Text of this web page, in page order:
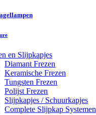
en Slijpkapjes
Diamant Frezen
Keramische Frezen
Tungsten Frezen
Polijst Frezen
Slijpkapjes / Schuurkapjes
Complete Slijpkap Systemen